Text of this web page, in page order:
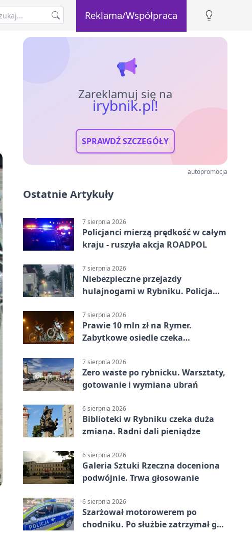
Reklama/Współpraca
Zareklamuj się na
irybnik.pl!
SPRAWDŹ SZCZEGÓŁY
autopromocja
Ostatnie Artykuły
7 sierpnia 2026
Policjanci mierzą prędkość w całym
kraju - ruszyła akcja ROADPOL
7 sierpnia 2026
Niebezpieczne przejazdy
hulajnogami w Rybniku. Policja
7 sierpnia 2026
Prawie 10 mln zł na Rymer.
Zabytkowe osiedle czeka
7 sierpnia 2026
Zero waste po rybnicku. Warsztaty,
gotowanie i wymiana ubrań
6 sierpnia 2026
Biblioteki w Rybniku czeka duża
zmiana. Radni dali pieniądze
6 sierpnia 2026
Galeria Sztuki Rzeczna doceniona
podwójnie. Trwa głosowanie
6 sierpnia 2026
Szarżował motorowerem po
chodniku. Po służbie zatrzymał go